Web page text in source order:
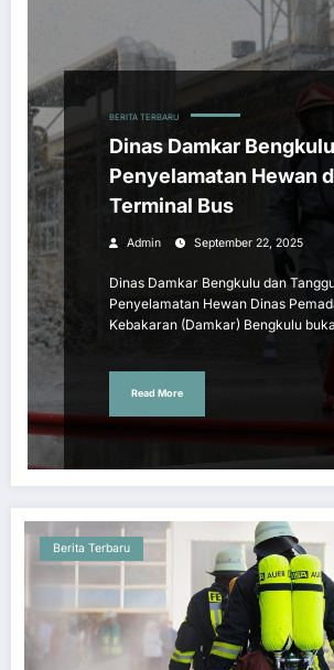
BERITA TERBARU
Dinas Damkar Bengkulu
Penyelamatan Hewan
Terminal Bus
Admin September 22, 2025
Dinas Damkar Bengkulu dan
Penyelamatan Hewan Dinas
Kebakaran (Damkar) Bengkulu
Read More
Berita Terbaru